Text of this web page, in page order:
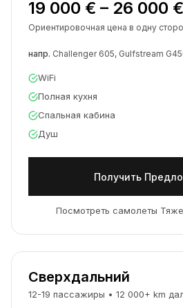
19 000 € – 26 000 €
Ориентировочная цена в одну
напр. Challenger 605, Gulfstream
WiFi
Полная кухня
Спальная кабина
Душ
Получить
Посмотреть самолеты
Сверхдальний
12-19 пассажиры • 12 000+ km